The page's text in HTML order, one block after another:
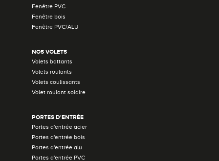
Fenêtre PVC
Fenêtre bois
Fenêtre PVC/ALU
NOS VOLETS
Volets battants
Volets roulants
Volets coulissants
Volet roulant solaire
PORTES D'ENTRÉE
Portes d'entrée acier
Portes d'entrée bois
Portes d'entrée alu
Portes d'entrée PVC